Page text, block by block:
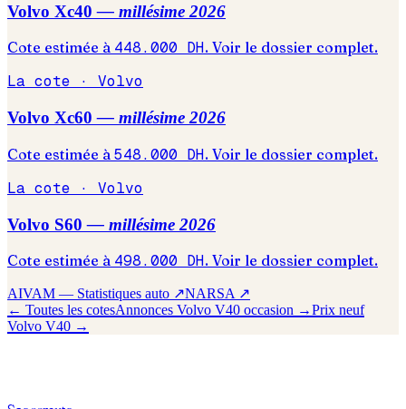
Volvo Xc40 — millésime 2026
Cote estimée à 448.000 DH. Voir le dossier complet.
La cote · Volvo
Volvo Xc60 — millésime 2026
Cote estimée à 548.000 DH. Voir le dossier complet.
La cote · Volvo
Volvo S60 — millésime 2026
Cote estimée à 498.000 DH. Voir le dossier complet.
AIVAM — Statistiques auto ↗NARSA ↗
← Toutes les cotesAnnonces Volvo V40 occasion →Prix neuf
Volvo V40 →